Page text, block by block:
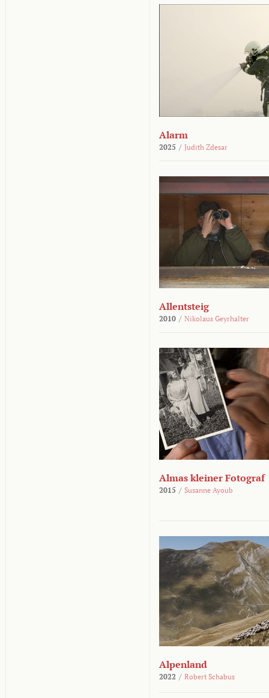
Alarm
2025 / Judith Zdesar
Allentsteig
2010 / Nikolaus Geyrhalter
Almas kleiner Fotograf
2015 / Susanne Ayoub
Alpenland
2022 / Robert Schabus